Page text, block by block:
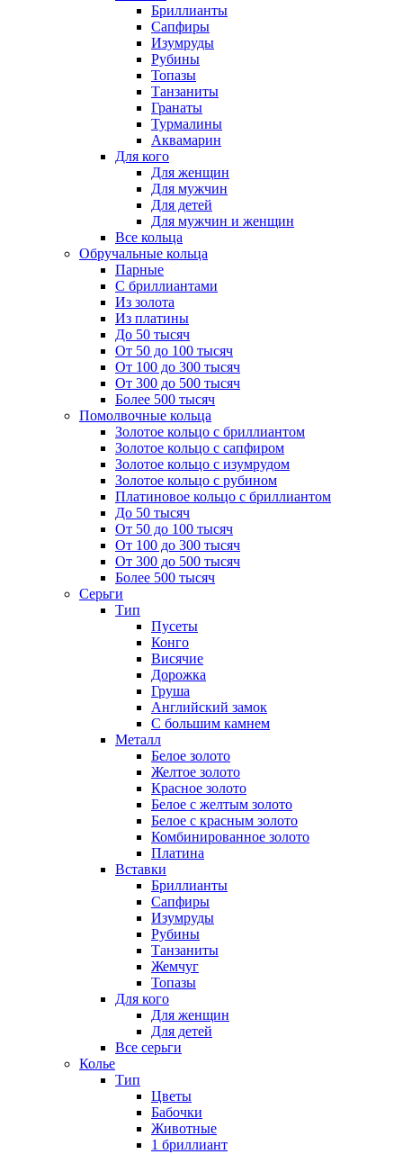
Бриллианты
Сапфиры
Изумруды
Рубины
Топазы
Танзаниты
Гранаты
Турмалины
Аквамарин
Для кого
Для женщин
Для мужчин
Для детей
Для мужчин и женщин
Все кольца
Обручальные кольца
Парные
С бриллиантами
Из золота
Из платины
До 50 тысяч
От 50 до 100 тысяч
От 100 до 300 тысяч
От 300 до 500 тысяч
Более 500 тысяч
Помолвочные кольца
Золотое кольцо с бриллиантом
Золотое кольцо с сапфиром
Золотое кольцо с изумрудом
Золотое кольцо с рубином
Платиновое кольцо с бриллиантом
До 50 тысяч
От 50 до 100 тысяч
От 100 до 300 тысяч
От 300 до 500 тысяч
Более 500 тысяч
Серьги
Тип
Пусеты
Конго
Висячие
Дорожка
Груша
Английский замок
С большим камнем
Металл
Белое золото
Желтое золото
Красное золото
Белое с желтым золото
Белое с красным золото
Комбинированное золото
Платина
Вставки
Бриллианты
Сапфиры
Изумруды
Рубины
Танзаниты
Жемчуг
Топазы
Для кого
Для женщин
Для детей
Все серьги
Колье
Тип
Цветы
Бабочки
Животные
1 бриллиант